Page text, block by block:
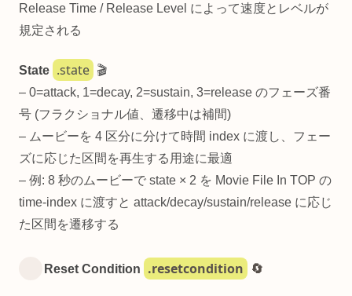
Release Time / Release Level によって速度とレベルが
規定される
State .state
🎬
– 0=attack, 1=decay, 2=sustain, 3=release のフェーズ番
号 (フラクショナル値、遷移中は補間)
– ムービーを 4 区分に分けて時間 index に渡し、フェー
ズに応じた区間を再生する用途に最適
– 例: 8 秒のムービーで state × 2 を Movie File In TOP の
time-index に渡すと attack/decay/sustain/release に応じ
た区間を遷移する
Reset Condition .resetcondition 🔄